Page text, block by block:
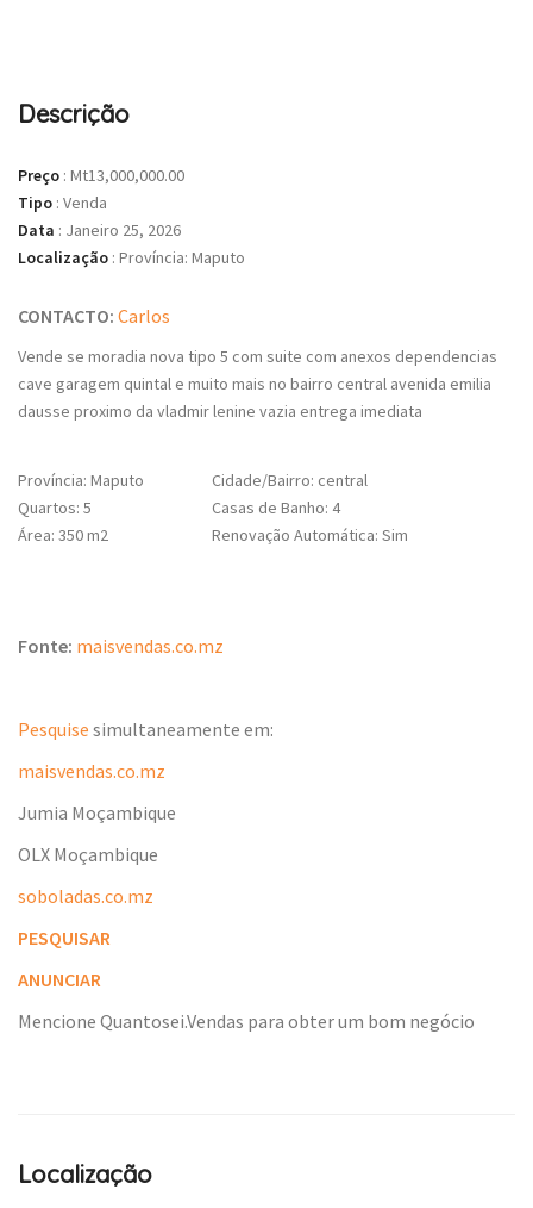
Descrição
Preço : Mt13,000,000.00
Tipo : Venda
Data : Janeiro 25, 2026
Localização : Província: Maputo
CONTACTO: Carlos
Vende se moradia nova tipo 5 com suite com anexos dependencias
cave garagem quintal e muito mais no bairro central avenida emilia
dausse proximo da vladmir lenine vazia entrega imediata
Província: Maputo Cidade/Bairro: central
Quartos: 5
Casas de Banho: 4
Área: 350 m2
Renovação Automática: Sim
Fonte: maisvendas.co.mz
Pesquise simultaneamente em:
maisvendas.co.mz
Jumia Moçambique
OLX Moçambique
soboladas.co.mz
PESQUISAR
ANUNCIAR
Mencione Quantosei.Vendas para obter um bom negócio
Localização